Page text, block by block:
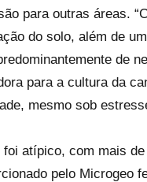
para outras áreas.
do solo, além de
de
para a cultura da
mesmo sob
atípico, com mais
pelo Microgeo